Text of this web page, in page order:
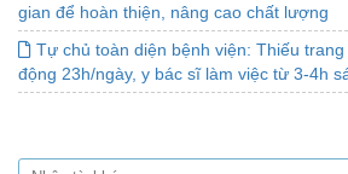
gian để hoàn thiện, nâng cao chất lượng
Tự chủ toàn diện bệnh viện: Thiếu
động 23h/ngày, y bác sĩ làm việc từ 3-4h